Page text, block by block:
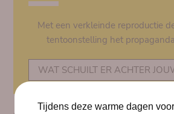
Met een verkleinde reproductie
tentoonstelling het
WAT SCHUILT ER ACHTER
Tijdens deze warme dagen